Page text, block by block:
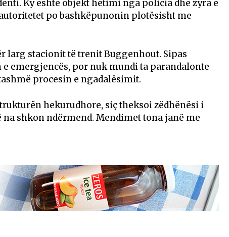
Ky është objekt hetimi nga policia dhe zyra e
po bashkëpunonin plotësisht me
larg stacionit të trenit Buggenhout. Sipas
emergjencës, por nuk mundi ta parandalonte
procesin e ngadalësimit.
hekurudhore, siç theksoi zëdhënësi i
shkon ndërmend. Mendimet tona janë me